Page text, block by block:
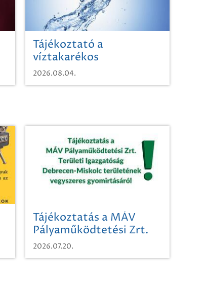
Tájékoztató a
víztakarékos
vízhasználatról
2026.08.04.
Tájékoztatás a MÁV
Pályaműködtetési Zrt.
Területi Igazgatóság
Debrecen-Miskolc
2026.07.20.